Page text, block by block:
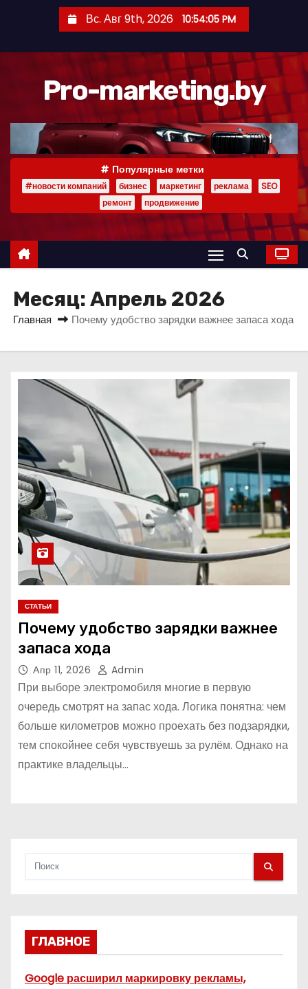
р
у
Вс. Авг 9th, 2026 10:54:06 PM
Pro-marketing.by
Популярные метки
#новости компаний бизнес маркетинг реклама
SEO
ремонт
продвижение
Месяц:Апрель 2026
Главная Почему удобство зарядки важнее запаса хода
СТАТЬИ
Почему удобство зарядки важнее
запаса хода
Апр 11, 2026 Admin
При выборе электромобиля многие в первую
очередь смотрят на запас хода. Логика понятна: чем
больше километров можно проехать без подзарядки,
тем спокойнее себя чувствуешь за рулём. Однако на
практике владельцы…
ГЛАВНОЕ
Google расширил маркировку рекламы,